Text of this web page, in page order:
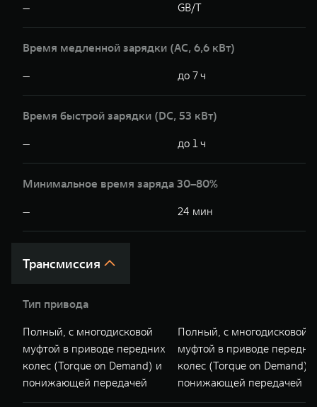
— GB/T
Время медленной зарядки (AC, 6,6 кВт)
— до 7 ч
Время быстрой зарядки (DC, 53 кВт)
— до 1 ч
Минимальное время заряда 30–80%
— 24 мин
Трансмиссия
Тип привода
Полный, с многодисковой
муфтой в приводе передних
колес (Torque on Demand) и
понижающей передачей
Полный, с многодисковой
муфтой в приводе
колес (Torque on Demand) и
понижающей передачей